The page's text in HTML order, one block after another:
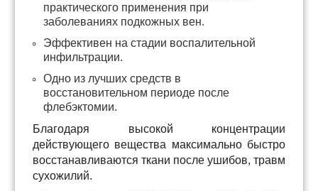
практического применения при
заболеваниях подкожных вен.
Эффективен на стадии воспалительной
инфильтрации.
Одно из лучших средств в
восстановительном периоде после
флебэктомии.
Благодаря высокой концентрации
действующего вещества максимально быстро
восстанавливаются ткани после ушибов, травм
сухожилий.